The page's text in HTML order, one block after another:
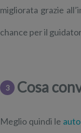
migliorata grazie
chance per il
3 Cosa
Meglio quindi le